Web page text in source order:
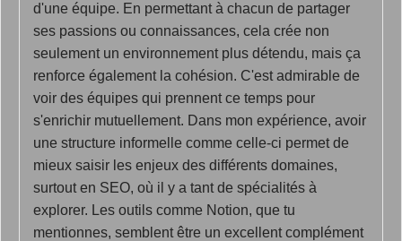
d'une équipe. En permettant à chacun de partager
ses passions ou connaissances, cela crée non
seulement un environnement plus détendu, mais ça
renforce également la cohésion. C'est admirable de
voir des équipes qui prennent ce temps pour
s'enrichir mutuellement. Dans mon expérience, avoir
une structure informelle comme celle-ci permet de
mieux saisir les enjeux des différents domaines,
surtout en SEO, où il y a tant de spécialités à
explorer. Les outils comme Notion, que tu
mentionnes, semblent être un excellent complément